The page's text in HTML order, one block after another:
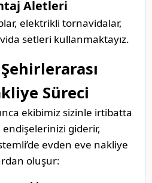
Aletleri
elektrikli tornavidalar,
setleri kullanmaktayız.
Süreci
ekibimiz sizinle irtibatta
giderir,
evden eve nakliye
oluşur: